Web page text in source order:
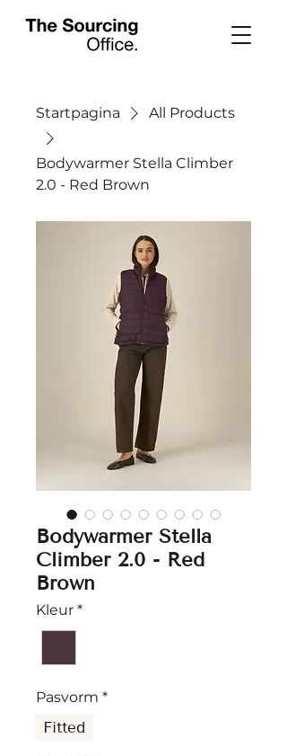
Startpagina All Products
Bodywarmer Stella Climber
2.0 - Red Brown
Bodywarmer Stella
Climber 2.0 - Red
Brown
Kleur *
Pasvorm *
Fitted